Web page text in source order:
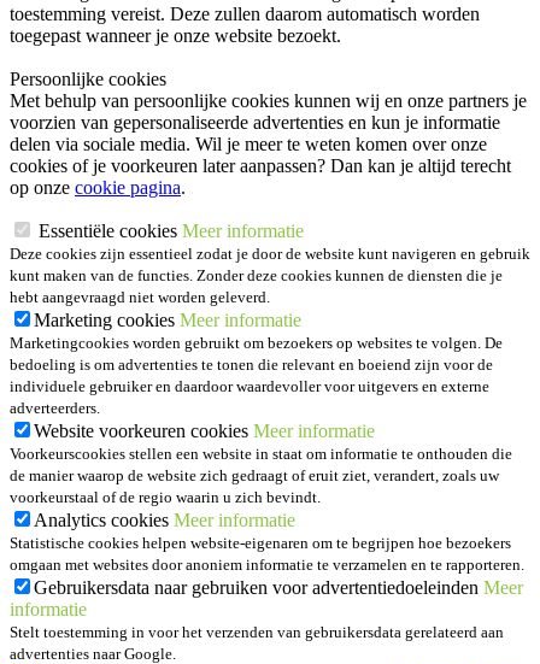
toestemming vereist. Deze zullen daarom automatisch worden
toegepast wanneer je onze website bezoekt.
Persoonlijke cookies
Met behulp van persoonlijke cookies kunnen wij en onze partners je
voorzien van gepersonaliseerde advertenties en kun je informatie
delen via sociale media. Wil je meer te weten komen over onze
cookies of je voorkeuren later aanpassen? Dan kan je altijd terecht
op onze cookie pagina.
Essentiële cookies Meer informatie
Deze cookies zijn essentieel zodat je door de website kunt navigeren en gebruik
kunt maken van de functies. Zonder deze cookies kunnen de diensten die je
hebt aangevraagd niet worden geleverd.
Marketing cookies Meer informatie
Marketingcookies worden gebruikt om bezoekers op websites te volgen. De
bedoeling is om advertenties te tonen die relevant en boeiend zijn voor de
individuele gebruiker en daardoor waardevoller voor uitgevers en externe
adverteerders.
Website voorkeuren cookies Meer informatie
Voorkeurscookies stellen een website in staat om informatie te onthouden die
de manier waarop de website zich gedraagt of eruit ziet, verandert, zoals uw
voorkeurstaal of de regio waarin u zich bevindt.
Analytics cookies Meer informatie
Statistische cookies helpen website-eigenaren om te begrijpen hoe bezoekers
omgaan met websites door anoniem informatie te verzamelen en te rapporteren.
Gebruikersdata naar gebruiken voor advertentiedoeleinden Meer
informatie
Stelt toestemming in voor het verzenden van gebruikersdata gerelateerd aan
advertenties naar Google.